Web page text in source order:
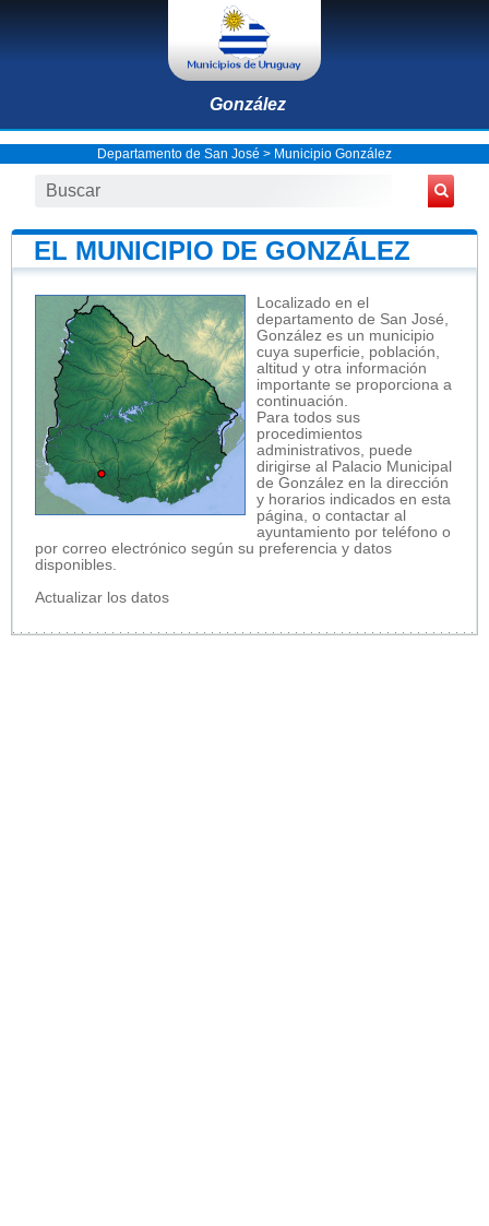
González
Departamento de San José > Municipio González
EL MUNICIPIO DE GONZÁLEZ
Localizado en el
departamento de San José,
González es un municipio
cuya superficie, población,
altitud y otra información
importante se proporciona a
continuación.
Para todos sus
procedimientos
administrativos, puede
dirigirse al Palacio Municipal
de González en la dirección
y horarios indicados en esta
página, o contactar al
ayuntamiento por teléfono o
por correo electrónico según su preferencia y datos
disponibles.
Actualizar los datos